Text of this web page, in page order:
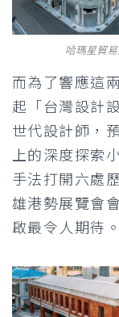
哈瑪星貿
而為了響應這
起「台灣設計
世代設計師，
上的深度探索
手法打開六處
雄港勢展覽會
啟最令人期待。